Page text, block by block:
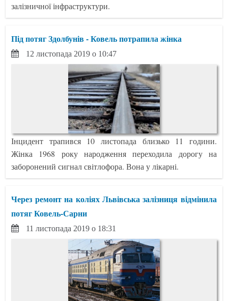
залізничної інфраструктури.
Під потяг Здолбунів - Ковель потрапила жінка
12 листопада 2019 о 10:47
Інцидент трапився 10 листопада близько 11 години.
Жінка 1968 року народження переходила дорогу на
заборонений сигнал світлофора. Вона у лікарні.
Через ремонт на коліях Львівська залізниця відмінила
потяг Ковель-Сарни
11 листопада 2019 о 18:31